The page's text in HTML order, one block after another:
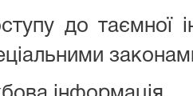
до таємної